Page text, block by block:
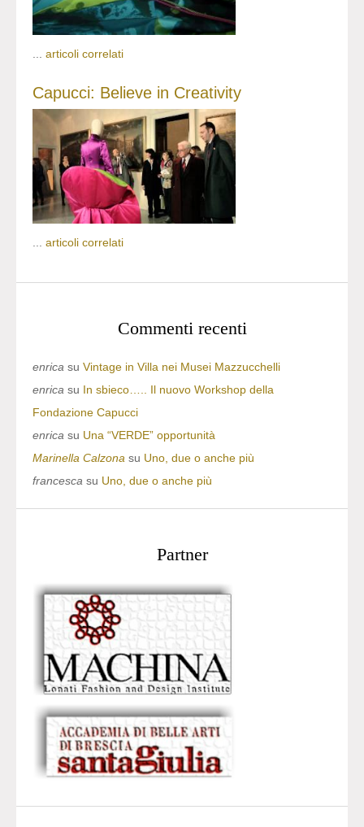
articoli correlati
Capucci: Believe in Creativity
articoli correlati
Commenti recenti
enrica su Vintage in Villa nei Musei Mazzucchelli
enrica su In sbieco….. Il nuovo Workshop della
Fondazione Capucci
enrica su Una “VERDE” opportunità
Marinella Calzona su Uno, due o anche più
francesca su Uno, due o anche più
Partner